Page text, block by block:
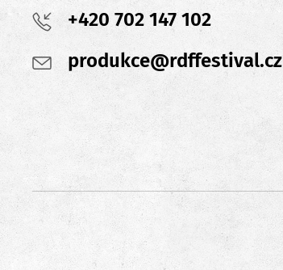
+420 702 147 102
produkce@rdffestival.cz